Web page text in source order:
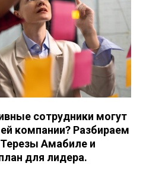
сотрудники могут
компании? Разбираем
Амабиле и
для лидера.